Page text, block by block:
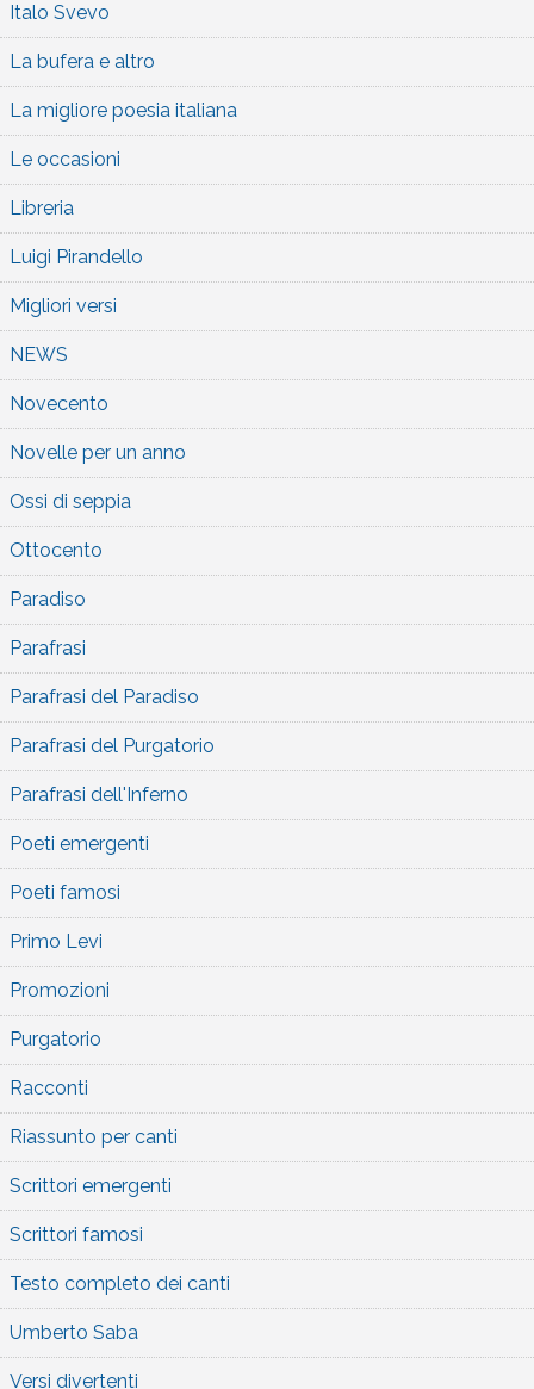
Italo Svevo
La bufera e altro
La migliore poesia italiana
Le occasioni
Libreria
Luigi Pirandello
Migliori versi
NEWS
Novecento
Novelle per un anno
Ossi di seppia
Ottocento
Paradiso
Parafrasi
Parafrasi del Paradiso
Parafrasi del Purgatorio
Parafrasi dell'Inferno
Poeti emergenti
Poeti famosi
Primo Levi
Promozioni
Purgatorio
Racconti
Riassunto per canti
Scrittori emergenti
Scrittori famosi
Testo completo dei canti
Umberto Saba
Versi divertenti